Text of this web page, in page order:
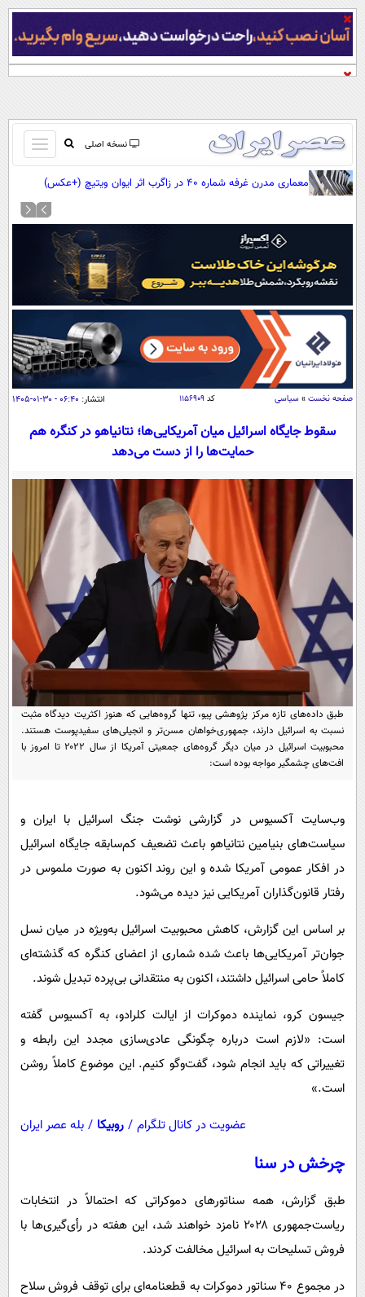
نسخه اصلی
باز
و
کردن
صفحه اول
آرشیو
نظرسنجی
آب و هوا
اوقات شرعی
سواد زندگی
اقتصاد
اقتصادی
خودرو
جامعه
اجتماعی
حوادث
سلامت
یک برش دانایی
محیط زیست
سفر و تفریح
ورزشی
بین الملل
سیاست خارجی
فرهنگ و هنر
علم و دانش
فناوری و It
اخبار کریپتو
قرآن
گوناگون
سیاست
سرگرمی
حوادث
سلامت
بین الملل
اجتماعی
حیات وحش
سیاست خارجی
عصر ایران 2
خواندنی ها و دیدنی ها
داستان کوتاه
پیامک
دانلود
آموزش زبان
معماری مدرن غرفه شماره ۴۰ در زاگرب اثر ایوان ویتیچ (+عکس)
صفحه نخست » سیاسی کد۱۱۵۶۹۰۹ انتشار: ۰۶:۴۰ - ۳۰-۰۱-۱۴۰۵
سقوط جایگاه اسرائیل میان آمریکایی‌ها؛ نتانیاهو در کنگره هم
حمایت‌ها را از دست می‌دهد
طبق داده‌های تازه مرکز پژوهشی پیو، تنها گروه‌هایی که هنوز اکثریت دیدگاه مثبت
نسبت به اسرائیل دارند، جمهوری‌خواهان مسن‌تر و انجیلی‌های سفیدپوست هستند.
محبوبیت اسرائیل در میان دیگر گروه‌های جمعیتی آمریکا از سال ۲۰۲۲ تا امروز با
افت‌های چشمگیر مواجه بوده است:
وب‌سایت آکسیوس در گزارشی نوشت جنگ اسرائیل با ایران و
سیاست‌های بنیامین نتانیاهو باعث تضعیف کم‌سابقه جایگاه اسرائیل
در افکار عمومی آمریکا شده و این روند اکنون به صورت ملموس در
رفتار قانون‌گذاران آمریکایی نیز دیده می‌شود.
بر اساس این گزارش، کاهش محبوبیت اسرائیل به‌ویژه در میان نسل
جوان‌تر آمریکایی‌ها باعث شده شماری از اعضای کنگره که گذشته‌ای
کاملاً حامی اسرائیل داشتند، اکنون به منتقدانی بی‌پرده تبدیل شوند.
جیسون کرو، نماینده دموکرات از ایالت کلرادو، به آکسیوس گفته
است: «لازم است درباره چگونگی عادی‌سازی مجدد این رابطه و
تغییراتی که باید انجام شود، گفت‌وگو کنیم. این موضوع کاملاً روشن
است.»
عضویت در کانال تلگرام / روبیکا / بله عصر ایران
چرخش در سنا
طبق گزارش، همه سناتورهای دموکراتی که احتمالاً در انتخابات
ریاست‌جمهوری ۲۰۲۸ نامزد خواهند شد، این هفته در رأی‌گیری‌ها با
فروش تسلیحات به اسرائیل مخالفت کردند.
در مجموع ۴۰ سناتور دموکرات به قطعنامه‌ای برای توقف فروش سلاح